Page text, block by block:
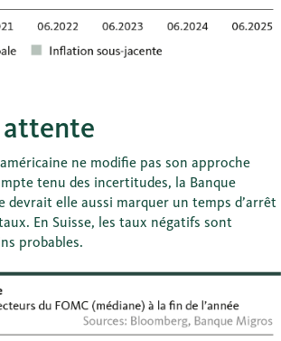
attente
ne modifie pas son approche
tenu des incertitudes, la Banque
devrait elle aussi marquer un temps d’arrêt
En Suisse, les taux négatifs sont
probables.